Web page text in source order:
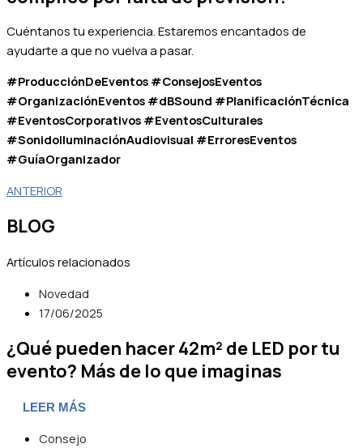
Cuéntanos tu experiencia. Estaremos encantados de
ayudarte a que no vuelva a pasar.
#ProducciónDeEventos #ConsejosEventos
#OrganizaciónEventos #dBSound #PlanificaciónTécnica
#EventosCorporativos #EventosCulturales
#SonidoIluminaciónAudiovisual #ErroresEventos
#GuíaOrganizador
ANTERIOR
BLOG
Artículos relacionados
Novedad
17/06/2025
¿Qué pueden hacer 42m² de LED por tu
evento? Más de lo que imaginas
LEER MÁS
Consejo